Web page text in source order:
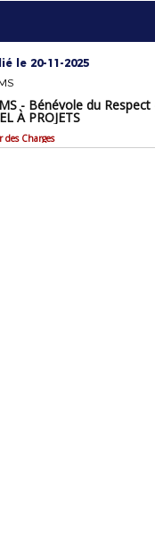
le 20-11-2025
- Bénévole du Respect
À PROJETS
des Charges